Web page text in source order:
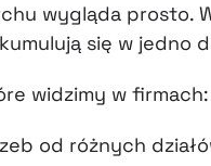
wygląda prosto.
się w jedno
widzimy w firmach:
od różnych